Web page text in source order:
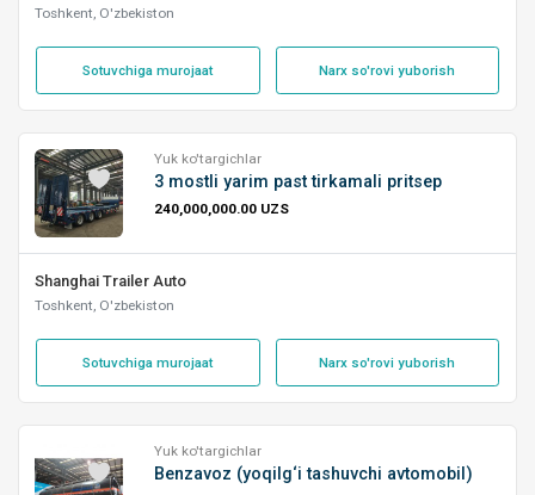
Toshkent, O'zbekiston
Sotuvchiga murojaat Narx so'rovi yuborish
Yuk ko'targichlar
3 mostli yarim past tirkamali pritsep
240,000,000.00 UZS
Shanghai Trailer Auto
Toshkent, O'zbekiston
Sotuvchiga murojaat Narx so'rovi yuborish
Yuk ko'targichlar
Benzavoz (yoqilg‘i tashuvchi avtomobil)